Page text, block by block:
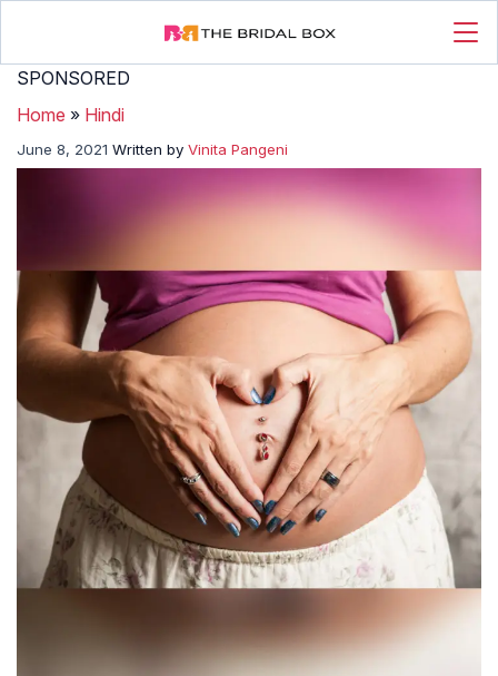
SPONSORED
Home » Hindi
June 8, 2021 Written by Vinita Pangeni